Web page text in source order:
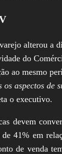
alterou a
do
ao mesmo
os aspectos de
o executivo.
devem
41% em
de venda